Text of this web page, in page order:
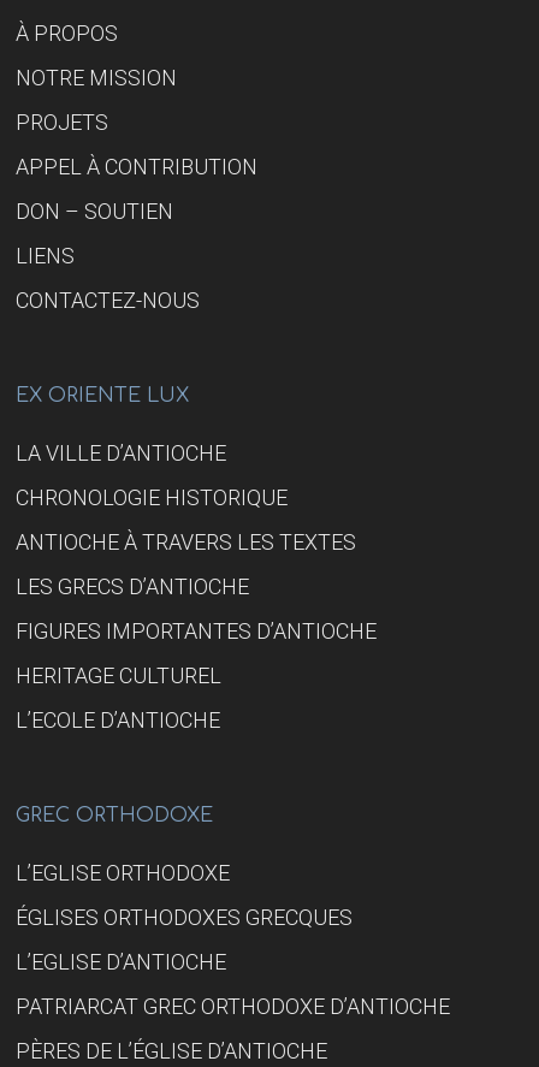
À PROPOS
NOTRE MISSION
PROJETS
APPEL À CONTRIBUTION
DON – SOUTIEN
LIENS
CONTACTEZ-NOUS
EX ORIENTE LUX
LA VILLE D’ANTIOCHE
CHRONOLOGIE HISTORIQUE
ANTIOCHE À TRAVERS LES TEXTES
LES GRECS D’ANTIOCHE
FIGURES IMPORTANTES D’ANTIOCHE
HERITAGE CULTUREL
L’ECOLE D’ANTIOCHE
GREC ORTHODOXE
L’EGLISE ORTHODOXE
ÉGLISES ORTHODOXES GRECQUES
L’EGLISE D’ANTIOCHE
PATRIARCAT GREC ORTHODOXE D’ANTIOCHE
PÈRES DE L’ÉGLISE D’ANTIOCHE